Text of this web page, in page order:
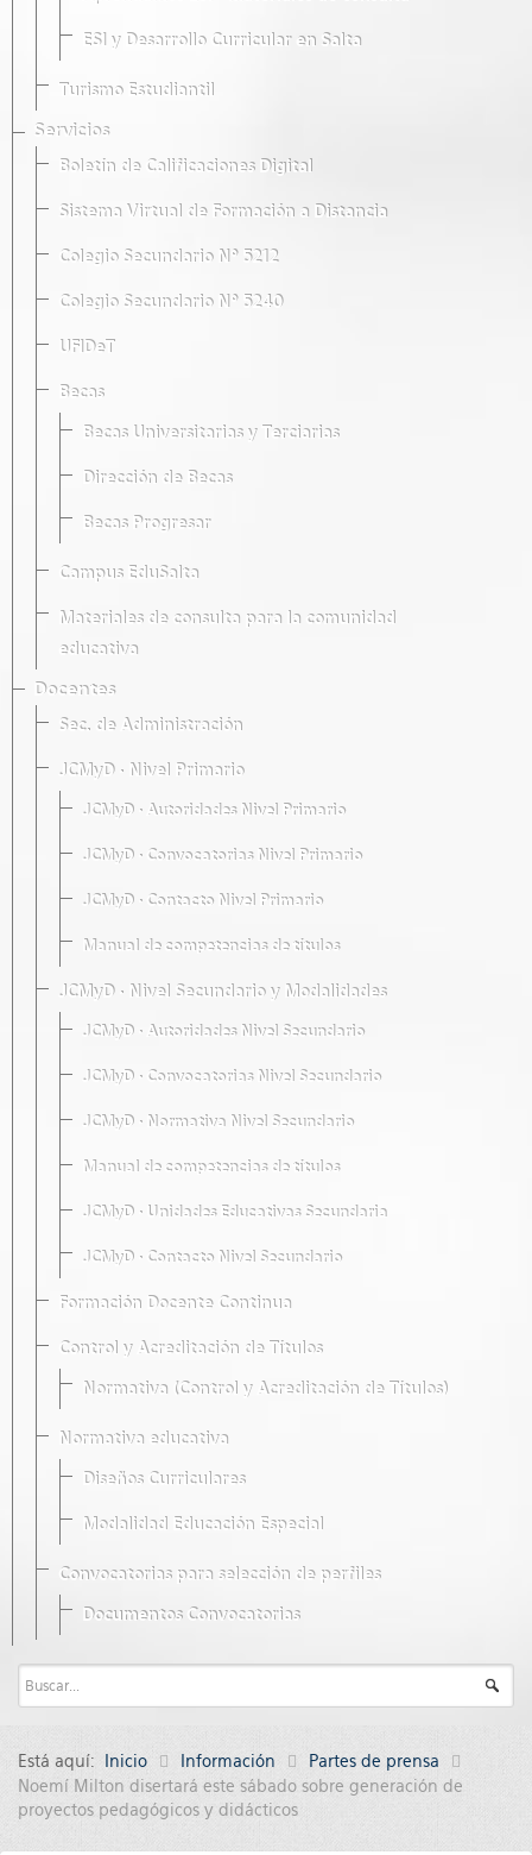
ESI y Desarrollo Curricular en Salta
Turismo Estudiantil
Servicios
Boletín de Calificaciones Digital
Sistema Virtual de Formación a Distancia
Colegio Secundario Nº 5212
Colegio Secundario Nº 5240
UFIDeT
Becas
Becas Universitarias y Terciarias
Dirección de Becas
Becas Progresar
Campus EduSalta
Materiales de consulta para la comunidad
educativa
Docentes
Sec. de Administración
JCMyD · Nivel Primario
JCMyD · Autoridades Nivel Primario
JCMyD · Convocatorias Nivel Primario
JCMyD · Contacto Nivel Primario
Manual de competencias de títulos
JCMyD · Nivel Secundario y Modalidades
JCMyD · Autoridades Nivel Secundario
JCMyD · Convocatorias Nivel Secundario
JCMyD · Normativa Nivel Secundario
Manual de competencias de títulos
JCMyD · Unidades Educativas Secundaria
JCMyD · Contacto Nivel Secundario
Formación Docente Continua
Control y Acreditación de Títulos
Normativa (Control y Acreditación de Títulos)
Normativa educativa
Diseños Curriculares
Modalidad Educación Especial
Convocatorias para selección de perfiles
Documentos Convocatorias
Está aquí: Inicio Información
Partes de prensa
Noemí Milton disertará este sábado sobre generación de
proyectos pedagógicos y didácticos